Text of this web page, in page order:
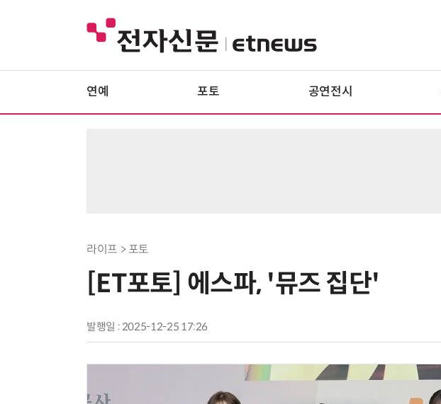
연예 포토 공연전시
라이프 > 포토
[ET포토] 에스파, '뮤즈 집단'
발행일 : 2025-12-25 17:26